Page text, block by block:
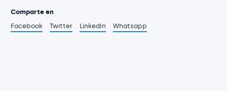
Comparte en
Facebook
Twitter LinkedIn Whatsapp